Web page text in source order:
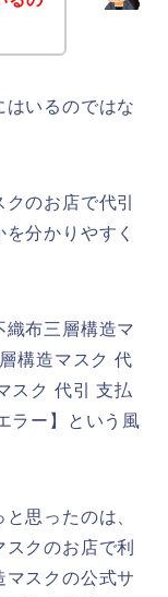
はいるのではな
のお店で代引
分かりやすく
織布三層構造マ
構造マスク 代
スク 代引 支払
ラー】という風
思ったのは、
クのお店で利
マスクの公式サ